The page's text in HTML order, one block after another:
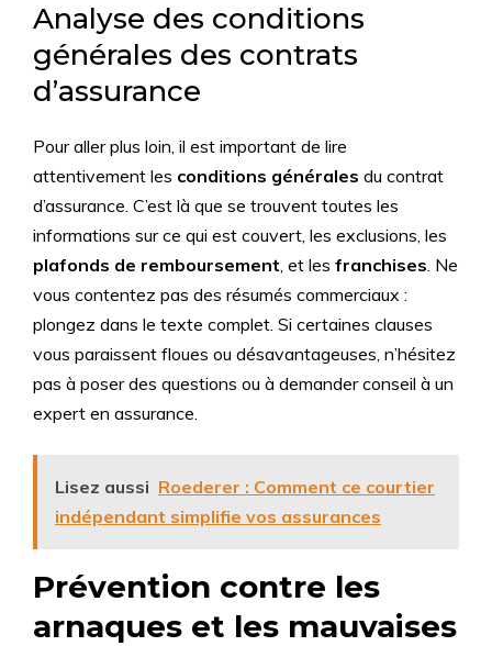
Analyse des conditions
générales des contrats
d’assurance
Pour aller plus loin, il est important de lire
attentivement les conditions générales du contrat
d’assurance. C’est là que se trouvent toutes les
informations sur ce qui est couvert, les exclusions, les
plafonds de remboursement, et les franchises. Ne
vous contentez pas des résumés commerciaux :
plongez dans le texte complet. Si certaines clauses
vous paraissent floues ou désavantageuses, n’hésitez
pas à poser des questions ou à demander conseil à un
expert en assurance.
Lisez aussi Roederer : Comment ce courtier
indépendant simplifie vos assurances
Prévention contre les
arnaques et les mauvaises